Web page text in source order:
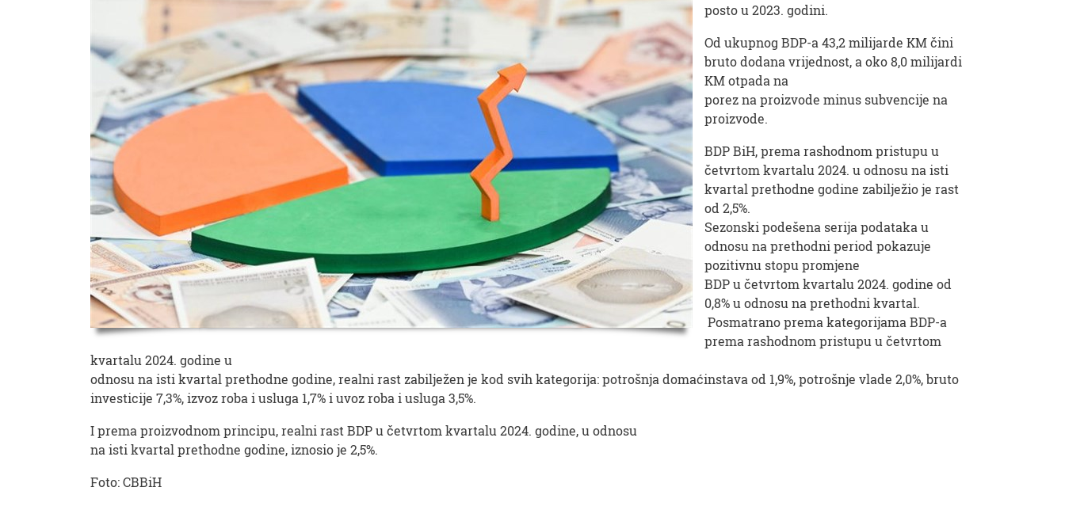
posto u 2023. godini.
Od ukupnog BDP-a 43,2 milijarde KM čini
bruto dodana vrijednost, a oko 8,0 milijardi
KM otpada na
porez na proizvode minus subvencije na
proizvode.
BDP BiH, prema rashodnom pristupu u
četvrtom kvartalu 2024. u odnosu na isti
kvartal prethodne godine zabilježio je rast
od 2,5%.
Sezonski podešena serija podataka u
odnosu na prethodni period pokazuje
pozitivnu stopu promjene
BDP u četvrtom kvartalu 2024. godine od
0,8% u odnosu na prethodni kvartal.
Posmatrano prema kategorijama BDP-a
prema rashodnom pristupu u četvrtom
kvartalu 2024. godine u
odnosu na isti kvartal prethodne godine, realni rast zabilježen je kod svih kategorija: potrošnja domaćinstava od 1,9%, potrošnje vlade 2,0%, bruto
investicije 7,3%, izvoz roba i usluga 1,7% i uvoz roba i usluga 3,5%.
I prema proizvodnom principu, realni rast BDP u četvrtom kvartalu 2024. godine, u odnosu
na isti kvartal prethodne godine, iznosio je 2,5%.
Foto: CBBiH